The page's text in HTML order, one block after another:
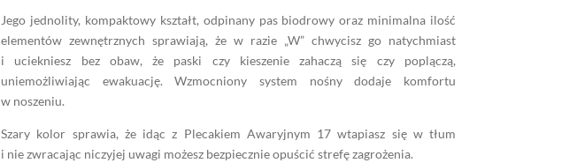
Jego jednolity, kompaktowy kształt, odpinany pas biodrowy oraz minimalna ilość
elementów zewnętrznych sprawiają, że w razie „W” chwycisz go natychmiast
i uciekniesz bez obaw, że paski czy kieszenie zahaczą się czy poplączą,
uniemożliwiając ewakuację. Wzmocniony system nośny dodaje komfortu
w noszeniu.
Szary kolor sprawia, że idąc z Plecakiem Awaryjnym 17 wtapiasz się w tłum
i nie zwracając niczyjej uwagi możesz bezpiecznie opuścić strefę zagrożenia.